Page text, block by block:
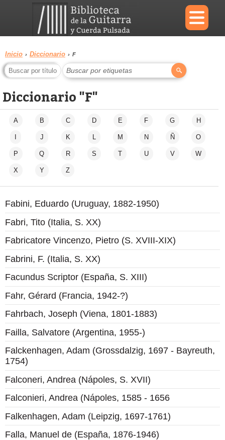
×
Menu
Biblioteca
Área
personal
Reproductor
Inicio › Diccionario › F
Buscar por etiquetas
Diccionario "F"
A B C D E F G H
J K L M N Ñ O
P Q R S T U V W
X Y Z
Fabini, Eduardo (Uruguay, 1882-1950)
Fabri, Tito (Italia, S. XX)
Fabricatore Vincenzo, Pietro (S. XVIII-XIX)
Fabrini, F. (Italia, S. XX)
Facundus Scriptor (España, S. XIII)
Fahr, Gérard (Francia, 1942-?)
Fahrbach, Joseph (Viena, 1801-1883)
Failla, Salvatore (Argentina, 1955-)
Falckenhagen, Adam (Grossdalzig, 1697 - Bayreuth,
1754)
Falconeri, Andrea (Nápoles, S. XVII)
Falconieri, Andrea (Nápoles, 1585 - 1656
Falkenhagen, Adam (Leipzig, 1697-1761)
Falla, Manuel de (España, 1876-1946)